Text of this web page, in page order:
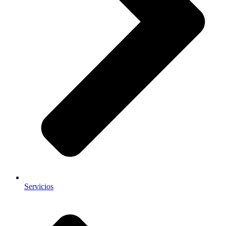
Servicios